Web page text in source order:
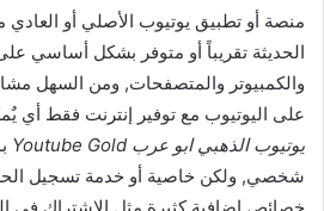
منصة أو تطبيق يوتيوب الأصلي أو العادي
الحديثة تقريباً أو متوفر بشكل أساسي على
والكمبيوتر والمتصفحات, ومن السهل
على اليوتيوب مع توفير إنترنت فقط أي
يوتيوب الذهبي ابو عرب Youtube Gold
شخصي, ولكن خاصية أو خدمة تسجيل